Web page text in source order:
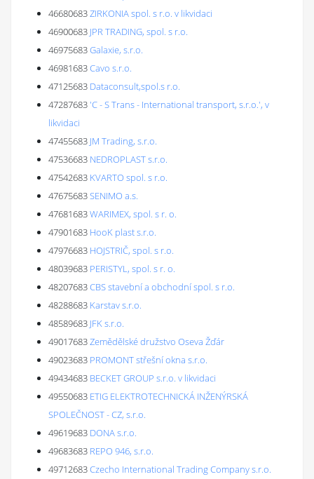
46680683ZIRKONIA spol. s r.o. v likvidaci
46900683 JPR TRADING, spol. s r.o.
46975683Galaxie, s.r.o.
46981683Cavo s.r.o.
47125683 Dataconsult,spol.s r.o.
47287683'C - S Trans - International transport, s.r.o.', v
likvidaci
47455683 JM Trading, s.r.o.
47536683 NEDROPLAST s.r.o.
47542683 KVARTO spol. s r.o.
47675683SENIMO a.s.
47681683WARIMEX, spol. s r. o.
47901683 HooK plast s.r.o.
47976683 HOJSTRIČ, spol. s r.o.
48039683 PERISTYL, spol. s r. o.
48207683CBS stavební a obchodní spol. s r.o.
48288683 Karstav s.r.o.
48589683 JFK s.r.o.
49017683Zemědělské družstvo Oseva Žďár
49023683 PROMONT střešní okna s.r.o.
49434683 BECKET GROUP s.r.o. v likvidaci
49550683 ETIG ELEKTROTECHNICKÁ INŽENÝRSKÁ
SPOLEČNOST - CZ, s.r.o.
49619683 DONA s.r.o.
49683683 REPO 946, s.r.o.
49712683Czecho International Trading Company s.r.o.